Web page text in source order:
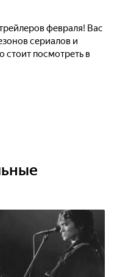
февраля! Вас
сериалов и
стоит посмотреть в